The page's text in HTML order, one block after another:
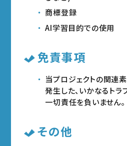
商標登録
AI学習目的での使用
免責事項
当プロジェクトの関連
発生した、いかなるトラ
一切責任を負いません。
その他